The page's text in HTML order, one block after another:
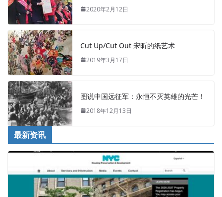
2020年2月12日
Cut Up/Cut Out 宋昕的纸艺术
2019年3月17日
图说中国远征军：永恒不灭英雄的光芒！
2018年12月13日
最新资讯